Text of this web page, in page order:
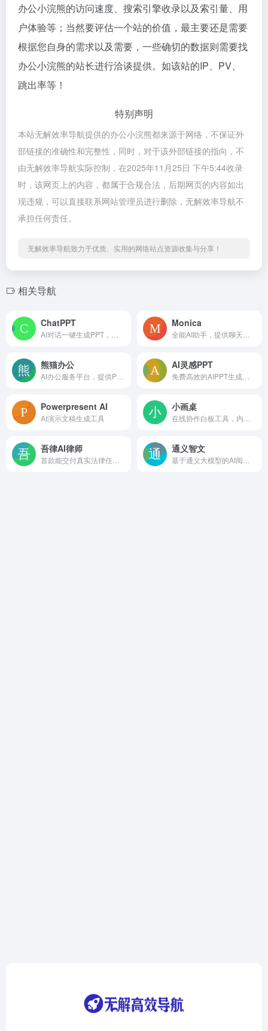
办公小浣熊的访问速度、搜索引擎收录以及索引量、用
户体验等；当然要评估一个站的价值，最主要还是需要
根据您自身的需求以及需要，一些确切的数据则需要找
办公小浣熊的站长进行洽谈提供。如该站的IP、PV、
跳出率等！
特别声明
本站无解效率导航提供的办公小浣熊都来源于网络，不保证外
部链接的准确性和完整性，同时，对于该外部链接的指向，不
由无解效率导航实际控制，在2025年11月25日 下午5:44收录
时，该网页上的内容，都属于合规合法，后期网页的内容如出
现违规，可以直接联系网站管理员进行删除，无解效率导航不
承担任何责任。
无解效率导航致力于优质、实用的网络站点资源收集与分享！
相关导航
ChatPPT Monica
熊猫办公 AI灵感PPT
Powerpresent AI
AI演示文稿生成工具
小画桌
吾律AI律师 通义智文